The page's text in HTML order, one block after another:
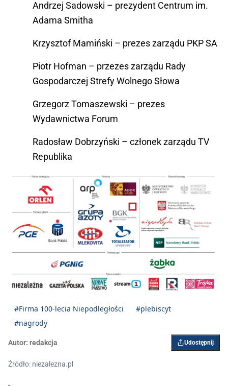
Andrzej Sadowski – prezydent Centrum im.
Adama Smitha
Krzysztof Mamiński – prezes zarządu PKP SA
Piotr Hofman – przezes zarządu Rady
Gospodarczej Strefy Wolnego Słowa
Grzegorz Tomaszewski – prezes
Wydawnictwa Forum
Radosław Dobrzyński – członek zarządu TV
Republika
#Firma 100-lecia Niepodległości
#plebiscyt
#nagrody
Autor: redakcja Udostępnij
Źródło: niezalezna.pl